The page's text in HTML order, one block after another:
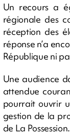
Un recours a
régionale des
réception des
réponse n’a
République ni
Une audience
attendue
pourrait ouvrir
gestion de la
de La Possession.